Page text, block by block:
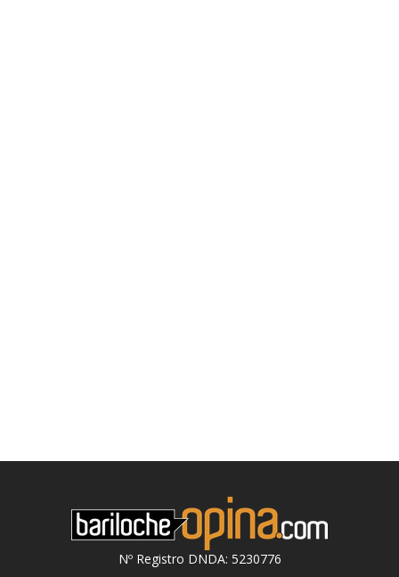
Nº Registro DNDA: 5230776